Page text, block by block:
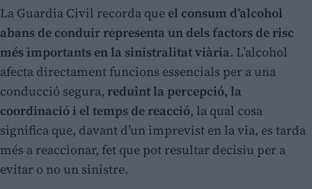
La Guardia Civil recorda que el consum d’alcohol
abans de conduir representa un dels factors de risc
més importants en la sinistralitat viària. L’alcohol
afecta directament funcions essencials per a una
conducció segura, reduint la percepció, la
coordinació i el temps de reacció, la qual cosa
significa que, davant d’un imprevist en la via, es tarda
més a reaccionar, fet que pot resultar decisiu per a
evitar o no un sinistre.